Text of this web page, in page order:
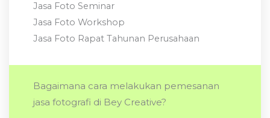
Jasa Foto Seminar
Jasa Foto Workshop
Jasa Foto Rapat Tahunan Perusahaan
Bagaimana cara melakukan pemesanan
jasa fotografi di Bey Creative?